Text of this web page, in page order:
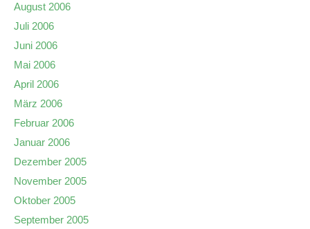
August 2006
Juli 2006
Juni 2006
Mai 2006
April 2006
März 2006
Februar 2006
Januar 2006
Dezember 2005
November 2005
Oktober 2005
September 2005